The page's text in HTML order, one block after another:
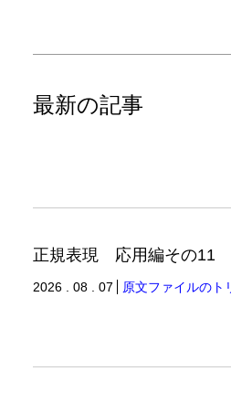
最新の記事
正規表現 応用編その11
2026 . 08 . 07 原文ファイルのト